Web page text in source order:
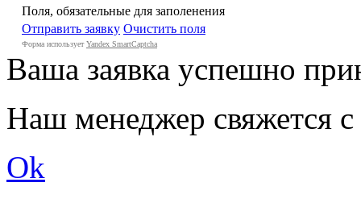
Поля, обязательные для заполенения
Отправить заявку Очистить поля
Форма используетYandex SmartCaptcha
Ваша заявка успешно
Наш менеджер свяжется
Ok